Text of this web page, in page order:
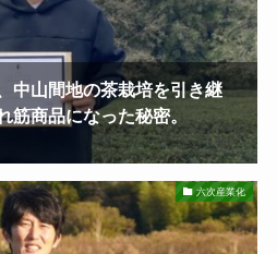
中山間地の茶栽培を引き継
筋商品になった秘密。
六次産業化